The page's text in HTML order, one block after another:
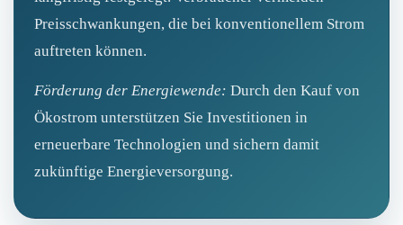
Preisschwankungen, die bei konventionellem Strom
auftreten können.
Förderung der Energiewende: Durch den Kauf von
Ökostrom unterstützen Sie Investitionen in
erneuerbare Technologien und sichern damit
zukünftige Energieversorgung.